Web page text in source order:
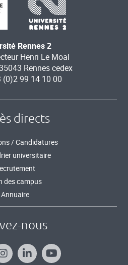
Rennes 2
Henri Le Moal
Rennes cedex
(0)2 99 14 10 00
directs
/ Candidatures
universitaire
des campus
Annuaire
nous